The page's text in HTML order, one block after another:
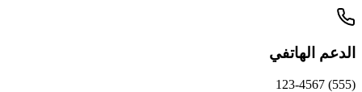
الدعم الهاتفي
(555) 123-4567